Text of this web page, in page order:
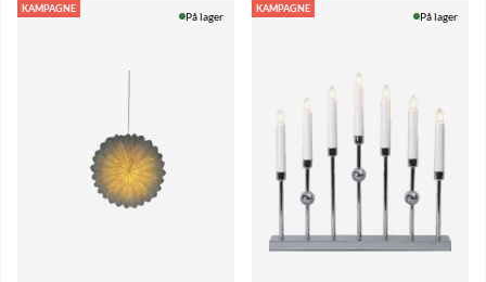
KAMPAGNE
På lager
KAMPAGNE
På lager